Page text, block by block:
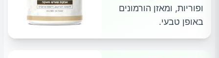
ופוריות, ומאזן הורמונים
באופן טבעי.